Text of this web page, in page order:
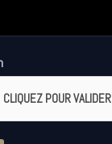
CLIQUEZ POUR VALIDER